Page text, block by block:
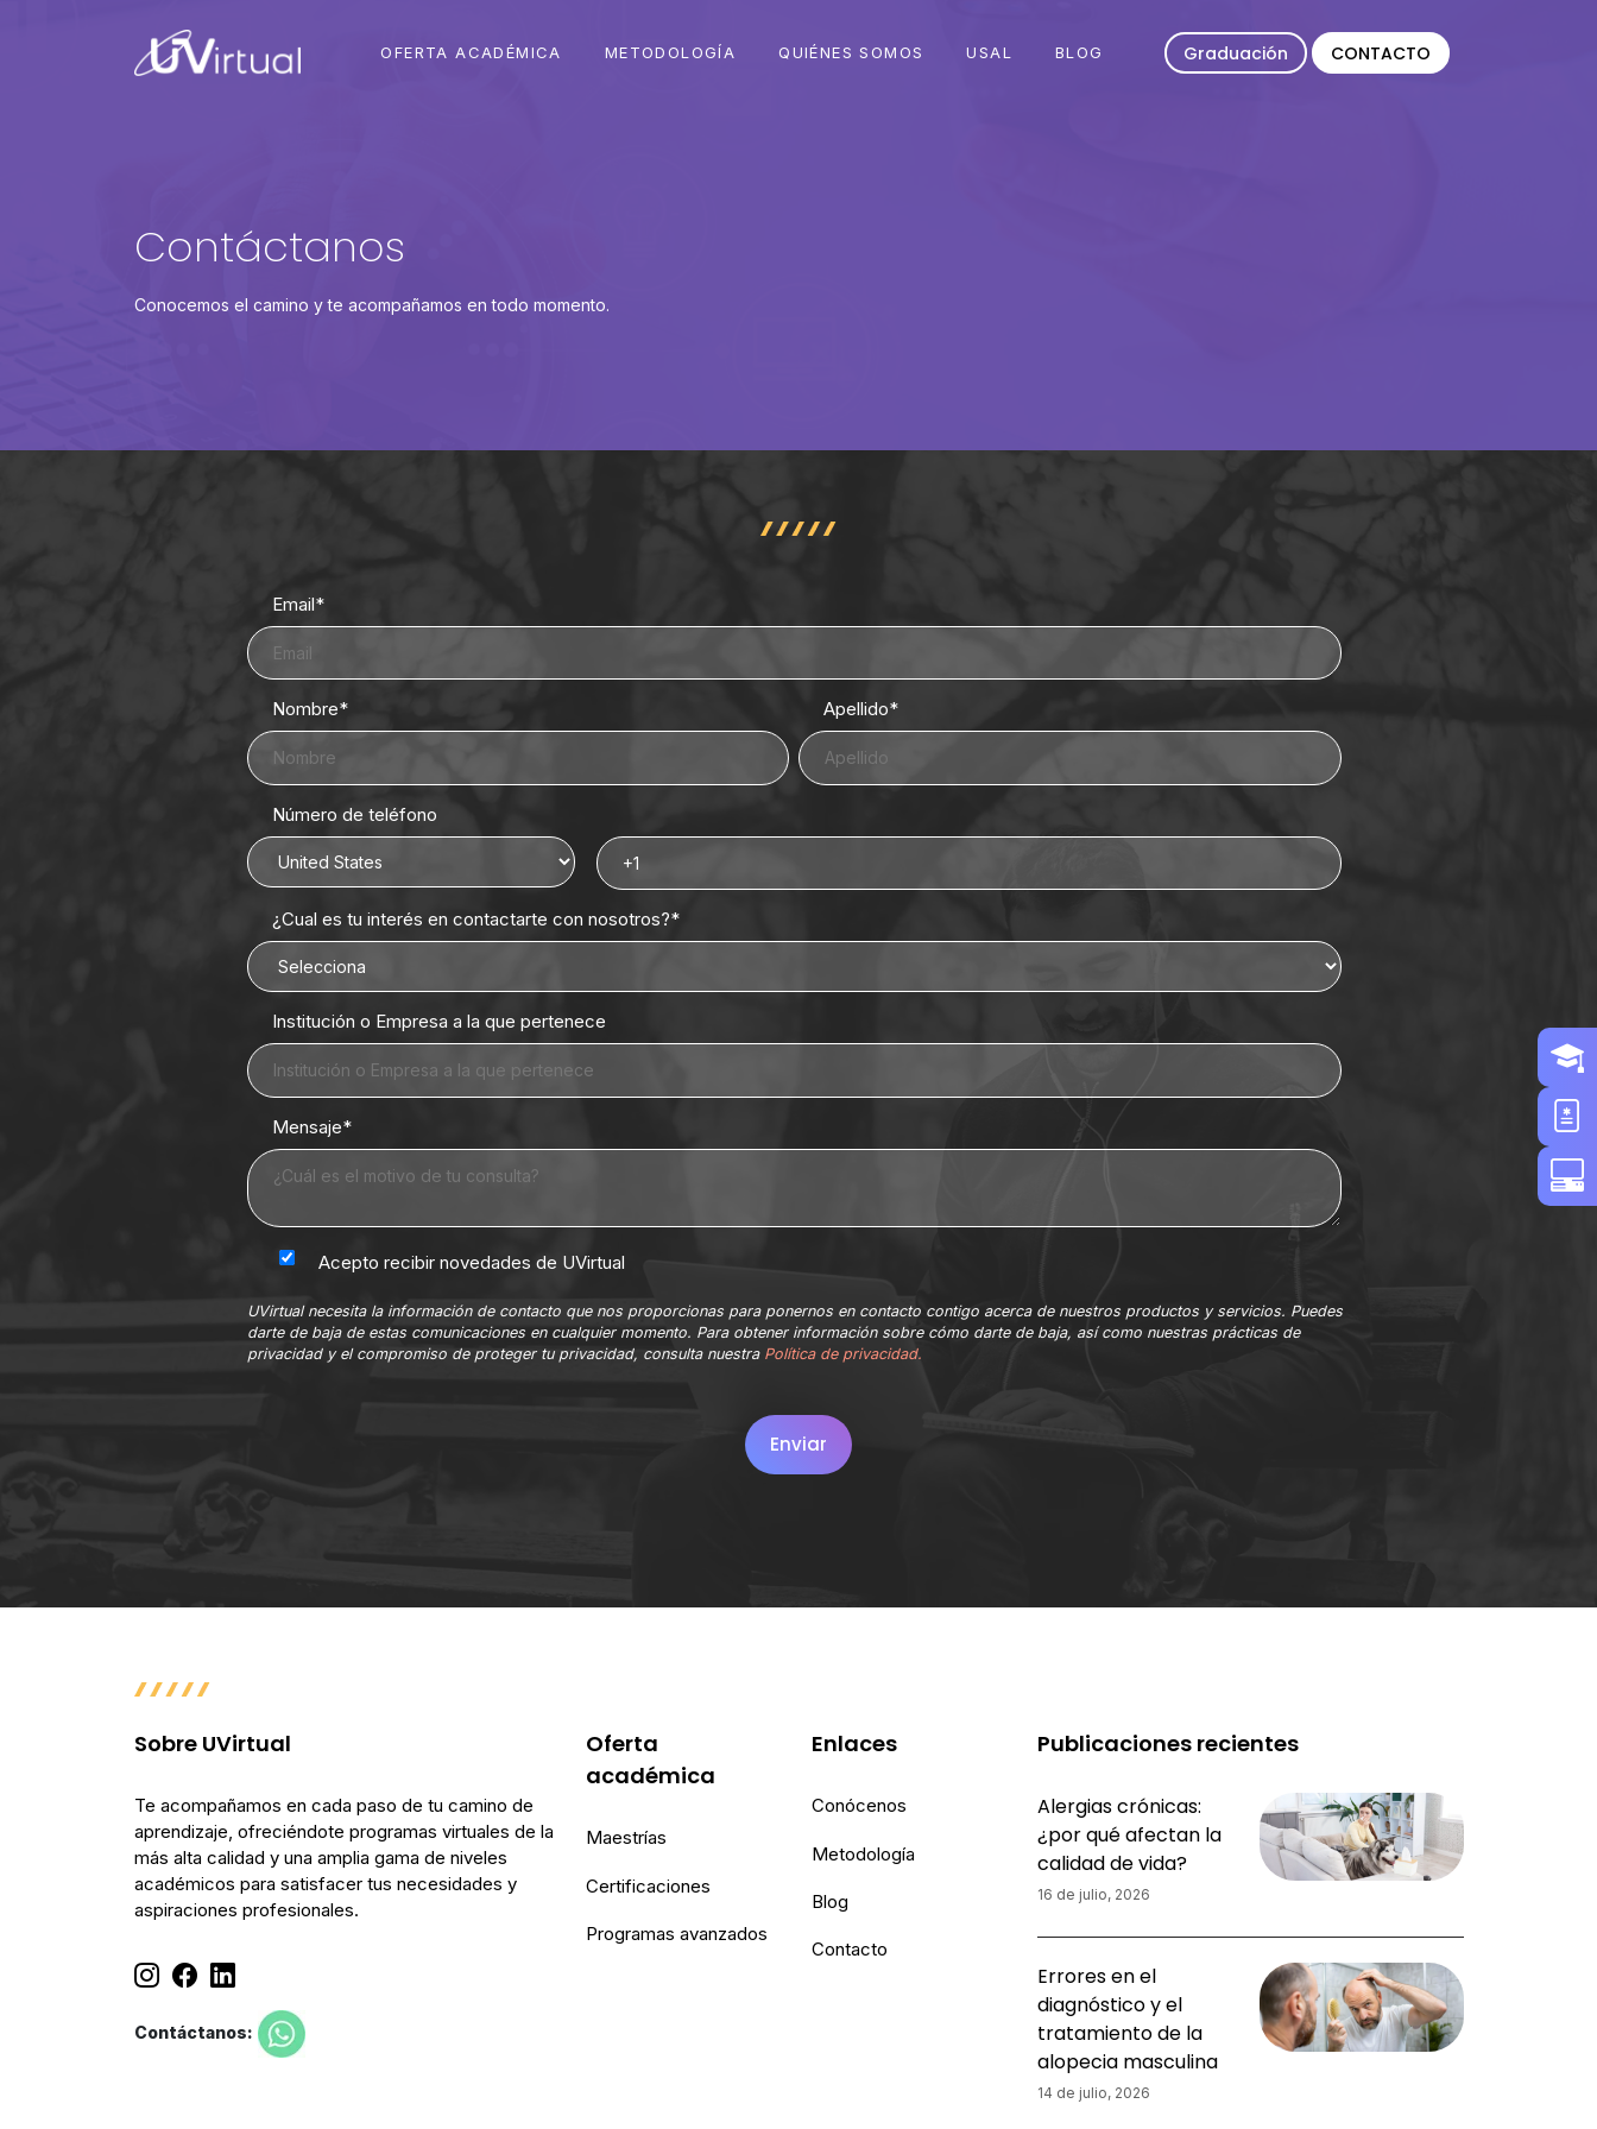
OFERTA ACADÉMICA METODOLOGÍA QUIÉNES SOMOS USAL BLOG Graduación CONTACTO
Contáctanos
Conocemos el camino y te acompañamos en todo momento.
Email*
Nombre* Apellido*
Número de teléfono
¿Cual es tu interés en contactarte con nosotros?*
Institución o Empresa a la que pertenece
Mensaje*
Acepto recibir novedades de UVirtual
UVirtual necesita la información de contacto que nos proporcionas para ponernos en contacto contigo acerca de nuestros productos y servicios. Puedes
darte de baja de estas comunicaciones en cualquier momento. Para obtener información sobre cómo darte de baja, así como nuestras prácticas de
privacidad y el compromiso de proteger tu privacidad, consulta nuestra Política de privacidad.
Sobre UVirtual
Te acompañamos en cada paso de tu camino de
aprendizaje, ofreciéndote programas virtuales de la
más alta calidad y una amplia gama de niveles
académicos para satisfacer tus necesidades y
aspiraciones profesionales.
Contáctanos:
Oferta
académica
Maestrías
Certificaciones
Programas avanzados
Enlaces
Conócenos
Metodología
Blog
Contacto
Publicaciones recientes
Alergias crónicas:
¿por qué afectan la
calidad de vida?
16 de julio, 2026
Errores en el
diagnóstico y el
tratamiento de la
alopecia masculina
14 de julio, 2026